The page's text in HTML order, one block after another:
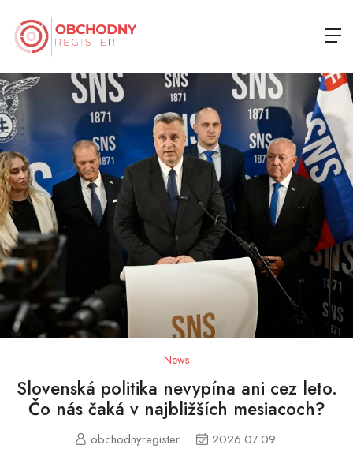
News
Slovenská politika nevypína ani cez leto.
Čo nás čaká v najbližších mesiacoch?
obchodnyregister 2026.07.09.